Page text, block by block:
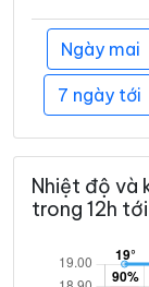
Ngày mai
7 ngày tới
Nhiệt độ và
trong 12h tới